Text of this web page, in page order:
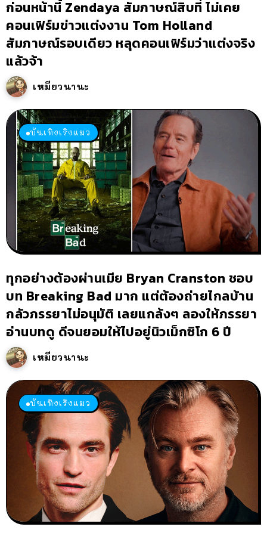
ก่อนหน้านี้ Zendaya สัมภาษณ์สิบที่ ไม่เคย
คอนเฟิร์มข่าวแต่งงาน Tom Holland
สัมภาษณ์รอบเดียว หลุดคอนเฟิร์มว่าแต่งจริง
แล้วจ้า
เหมียวนานะ
บันเทิงเริงแมว
ทุกอย่างต้องผ่านเมีย Bryan Cranston ชอบ
บท Breaking Bad มาก แต่ต้องถ่ายไกลบ้าน
กลัวภรรยาไม่อนุมัติ เลยแกล้งๆ ลองให้ภรรยา
อ่านบทดู ดีจนยอมให้ไปอยู่นิวเม็กซิโก 6 ปี
เหมียวนานะ
บันเทิงเริงแมว